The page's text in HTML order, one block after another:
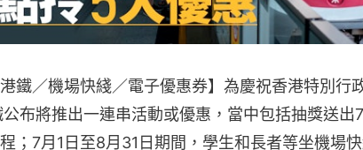
港鐵／機場快綫／電子優惠券】為慶祝香港特別行
布將推出一連串活動或優惠，當中包括抽獎送出
；7月1日至8月31日期間，學生和長者等坐機場